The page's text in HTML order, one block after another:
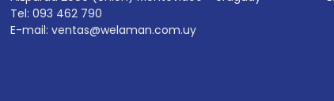
Tel: 093 462 790
E-mail: ventas@welaman.com.uy